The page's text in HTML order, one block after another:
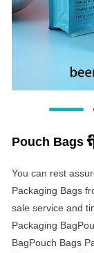
Pouch Bags
You can rest
Packaging Bags
sale service and
Packaging
BagPouch Bags